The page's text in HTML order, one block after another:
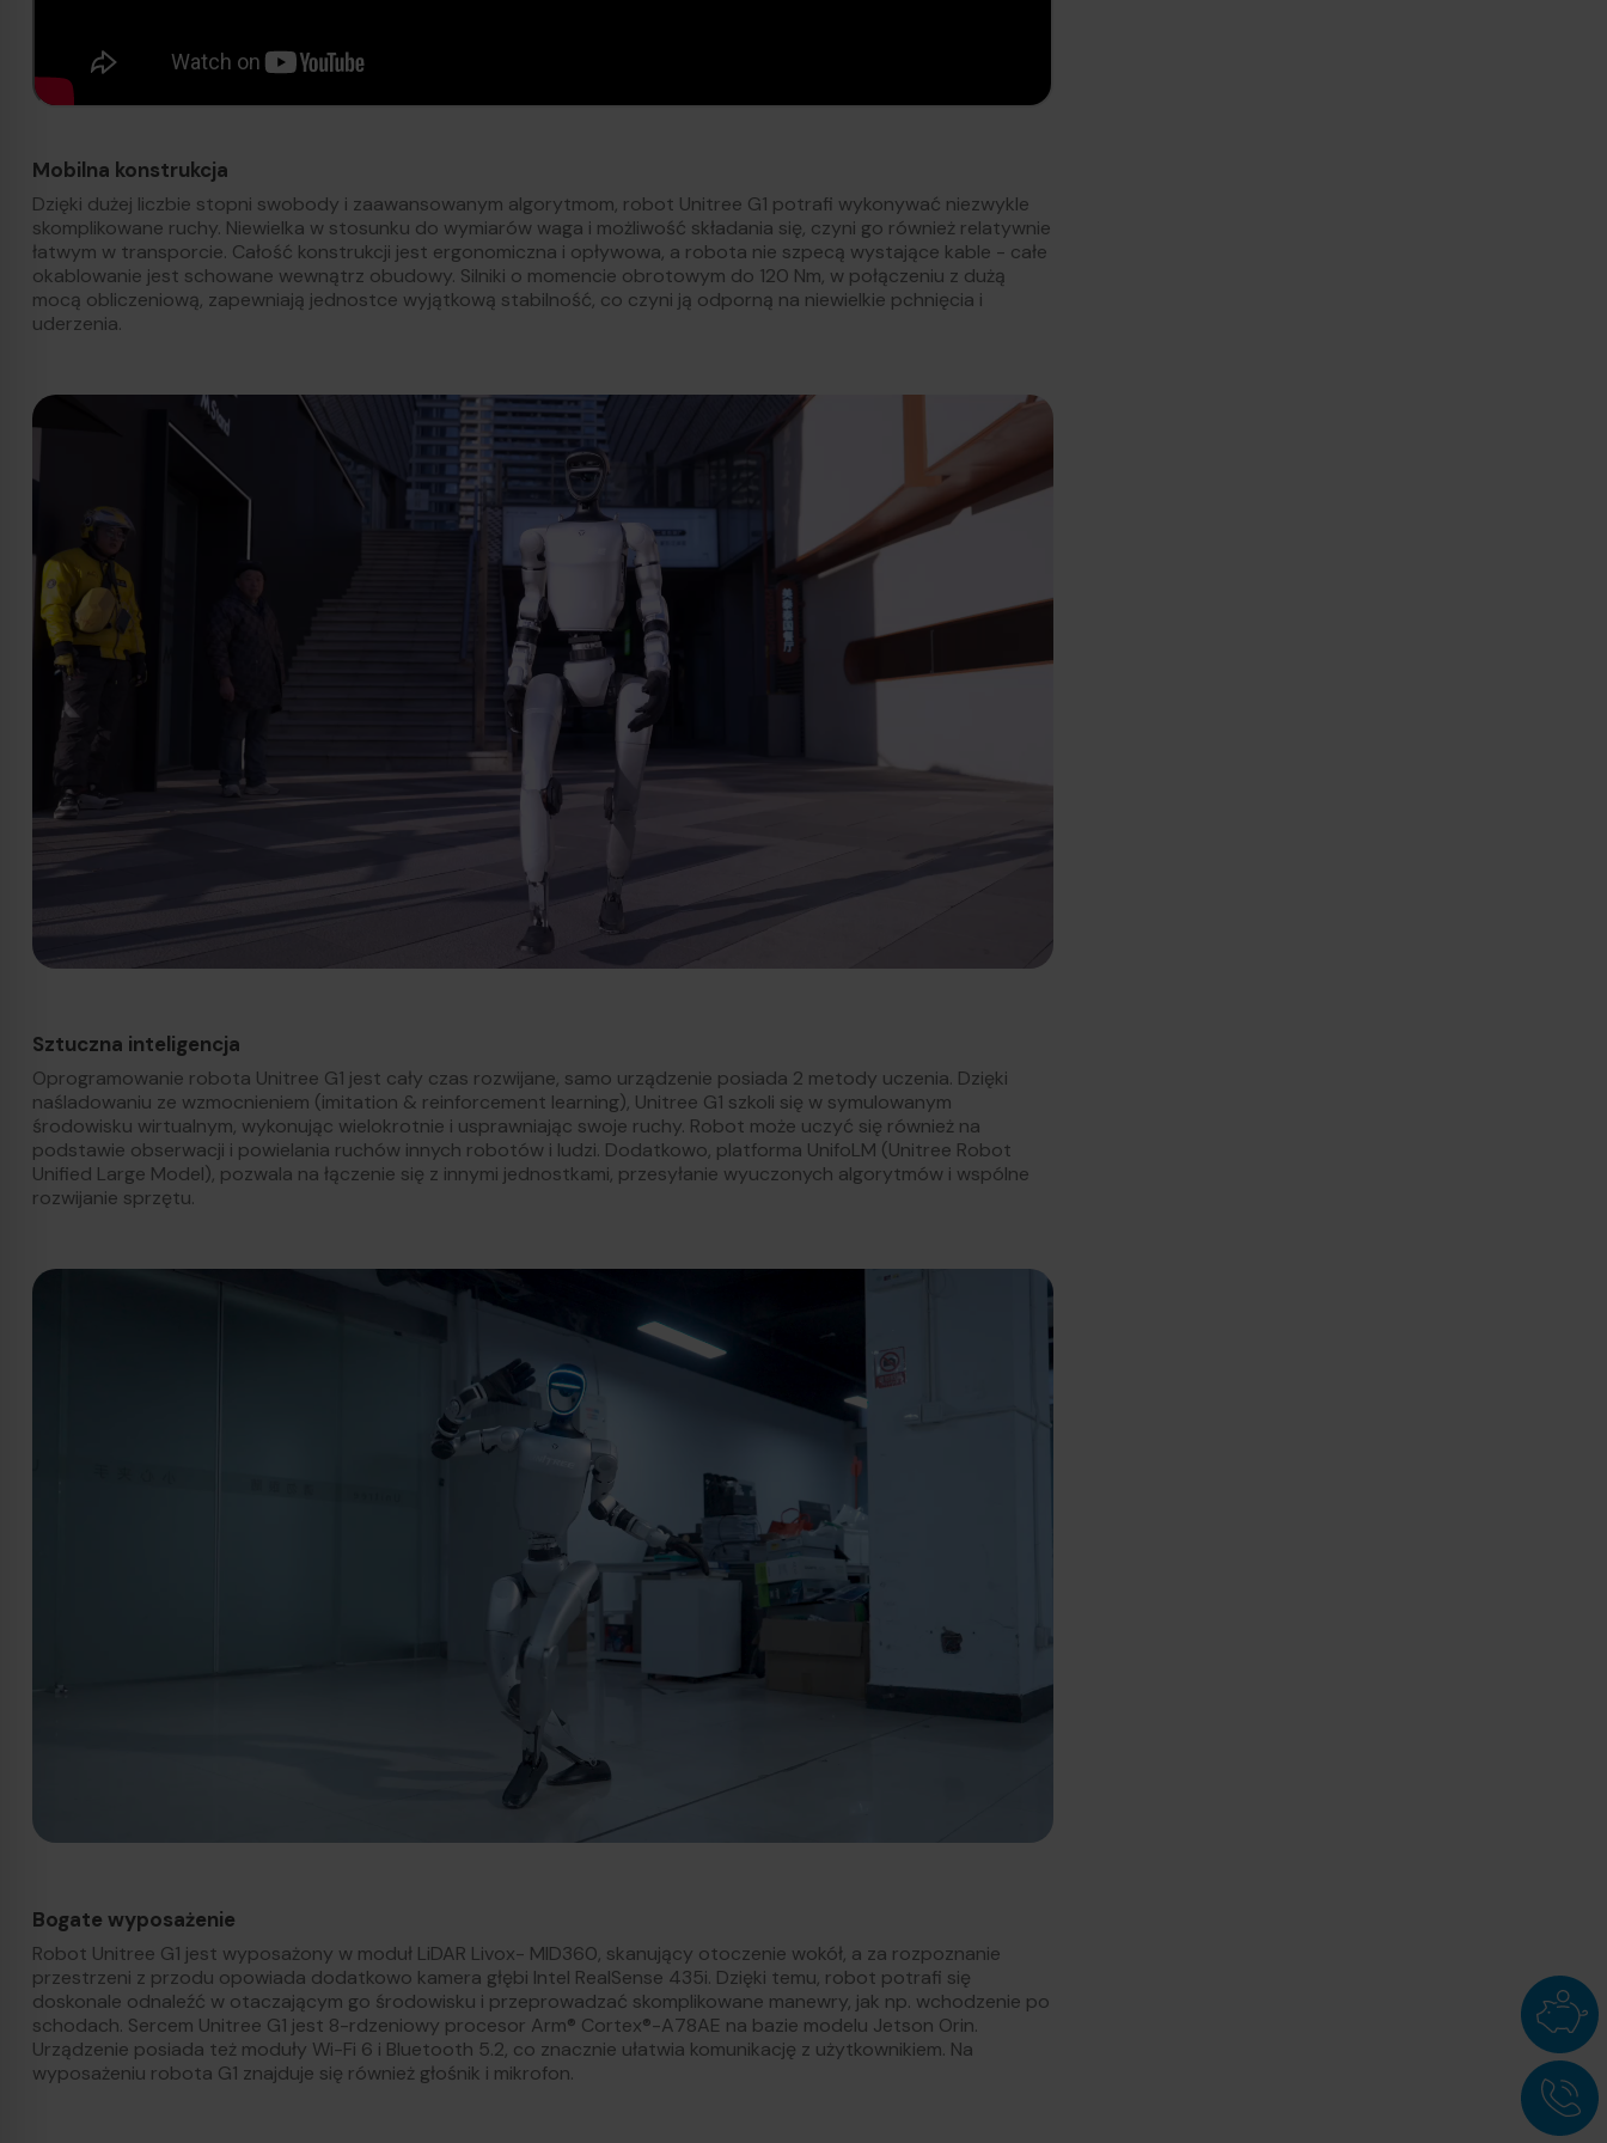
Mobilna konstrukcja
Dzięki dużej liczbie stopni swobody i zaawansowanym algorytmom, robot Unitree G1 potrafi wykonywać niezwykle
skomplikowane ruchy. Niewielka w stosunku do wymiarów waga i możliwość składania się, czyni go również relatywnie
łatwym w transporcie. Całość konstrukcji jest ergonomiczna i opływowa, a robota nie szpecą wystające kable - całe
okablowanie jest schowane wewnątrz obudowy. Silniki o momencie obrotowym do 120 Nm, w połączeniu z dużą
mocą obliczeniową, zapewniają jednostce wyjątkową stabilność, co czyni ją odporną na niewielkie pchnięcia i
uderzenia.
Sztuczna inteligencja
Oprogramowanie robota Unitree G1 jest cały czas rozwijane, samo urządzenie posiada 2 metody uczenia. Dzięki
naśladowaniu ze wzmocnieniem (imitation & reinforcement learning), Unitree G1 szkoli się w symulowanym
środowisku wirtualnym, wykonując wielokrotnie i usprawniając swoje ruchy. Robot może uczyć się również na
podstawie obserwacji i powielania ruchów innych robotów i ludzi. Dodatkowo, platforma UnifoLM (Unitree Robot
Unified Large Model), pozwala na łączenie się z innymi jednostkami, przesyłanie wyuczonych algorytmów i wspólne
rozwijanie sprzętu.
Bogate wyposażenie
Robot Unitree G1 jest wyposażony w moduł LiDAR Livox- MID360, skanujący otoczenie wokół, a za rozpoznanie
przestrzeni z przodu opowiada dodatkowo kamera głębi Intel RealSense 435i. Dzięki temu, robot potrafi się
doskonale odnaleźć w otaczającym go środowisku i przeprowadzać skomplikowane manewry, jak np. wchodzenie po
schodach. Sercem Unitree G1 jest 8-rdzeniowy procesor Arm® Cortex®-A78AE na bazie modelu Jetson Orin.
Urządzenie posiada też moduły Wi-Fi 6 i Bluetooth 5.2, co znacznie ułatwia komunikację z użytkownikiem. Na
wyposażeniu robota G1 znajduje się również głośnik i mikrofon.